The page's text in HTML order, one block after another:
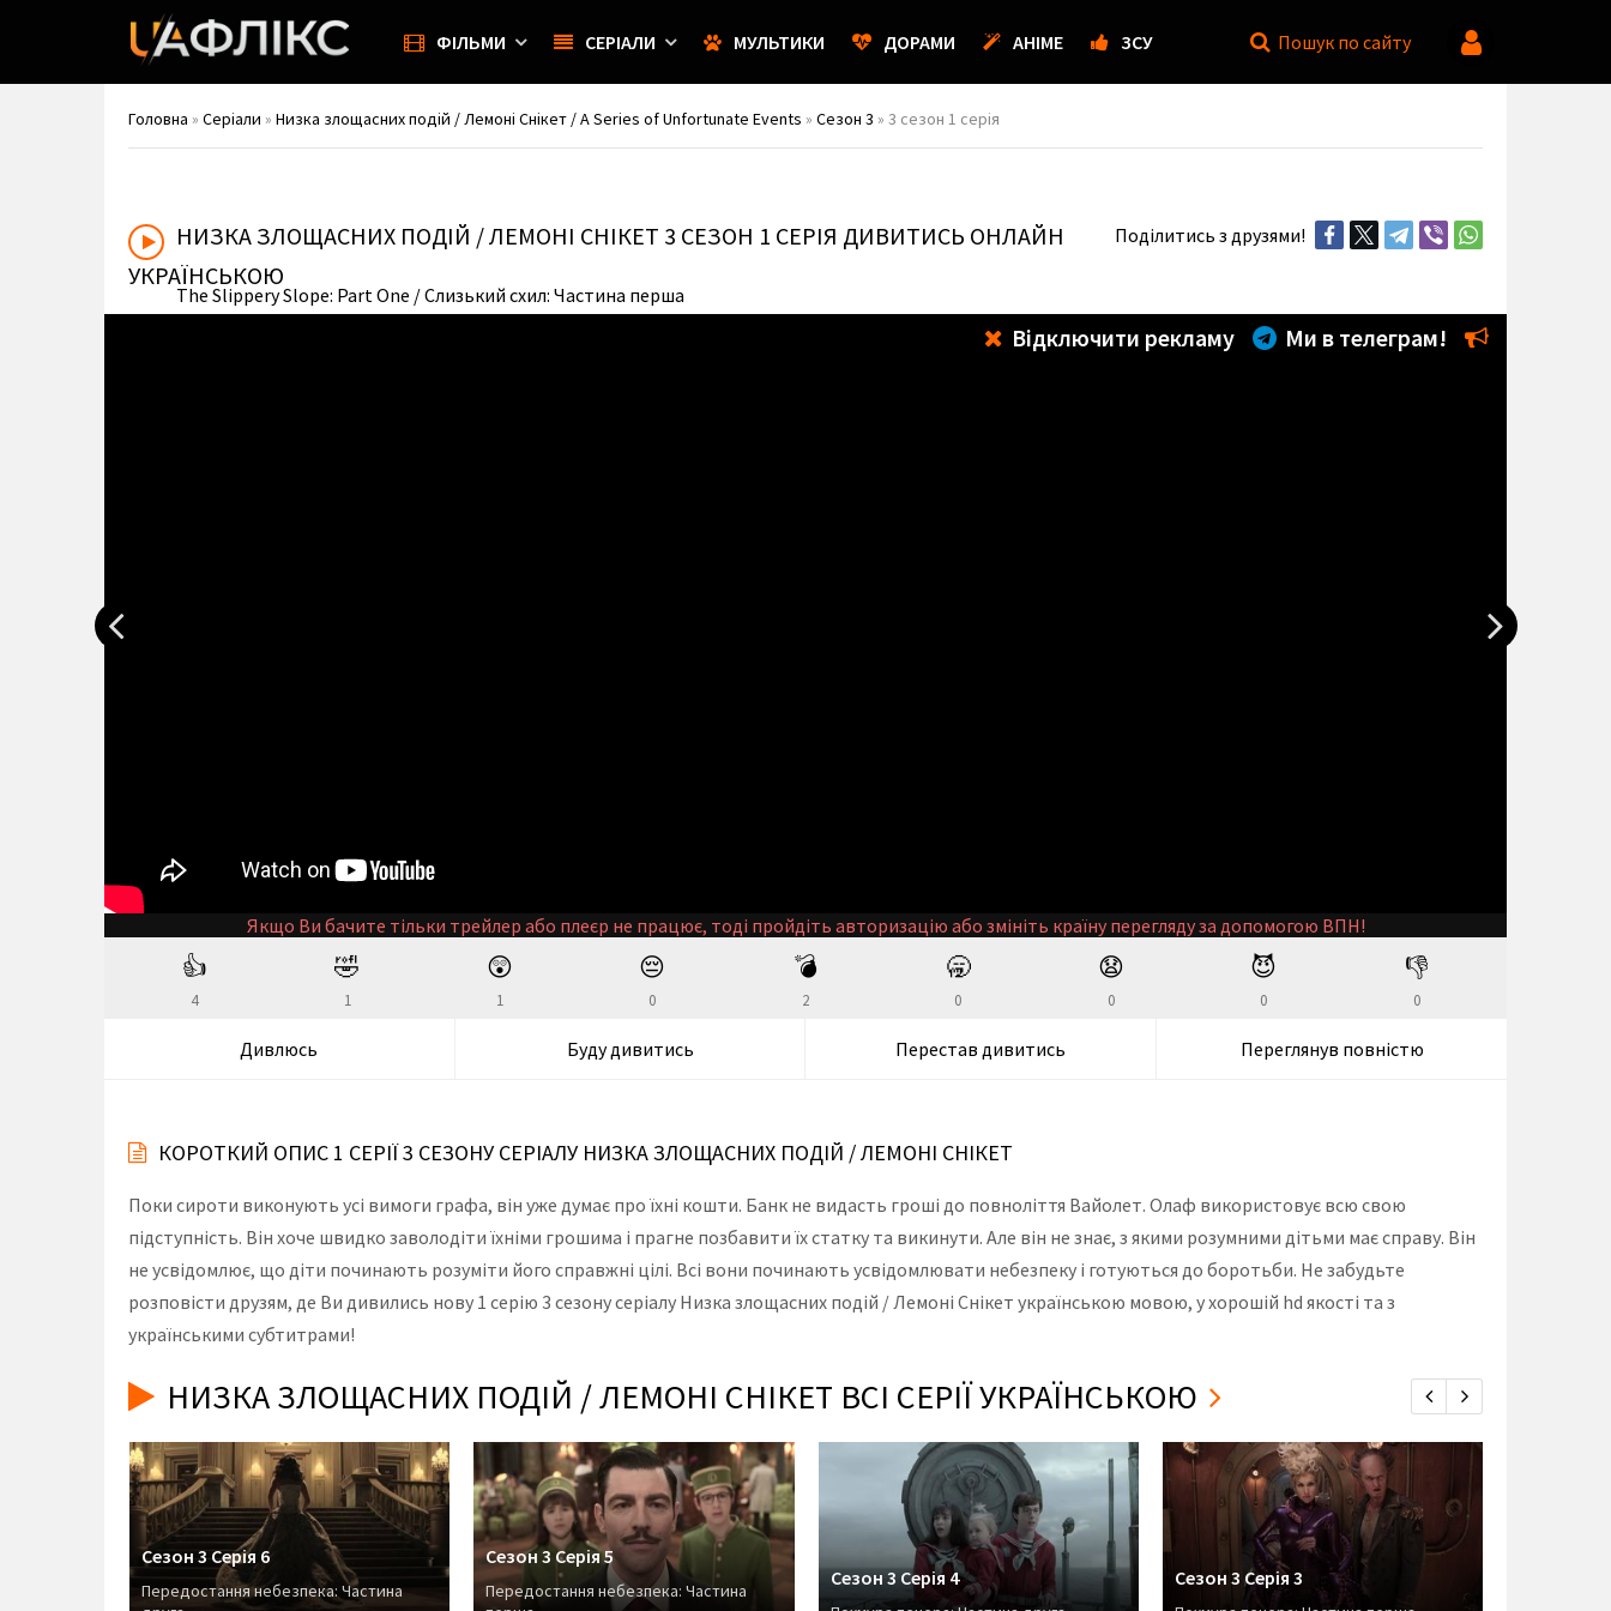
ФІЛЬМИ СЕРІАЛИ МУЛЬТИКИ ДОРАМИ АНІМЕ ЗСУ Пошук по сайту
Головна » Серіали » Низка злощасних подій / Лемоні Снікет / A Series of Unfortunate Events » Сезон 3 » 3 сезон 1 серія
Поділитись з друзями!
НИЗКА ЗЛОЩАСНИХ ПОДІЙ / ЛЕМОНІ СНІКЕТ 3 СЕЗОН 1 СЕРІЯ ДИВИТИСЬ ОНЛАЙН
УКРАЇНСЬКОЮ
The Slippery Slope: Part One / Слизький схил: Частина перша
Відключити рекламу Ми в телеграм!
Якщо Ви бачите тільки трейлер або плеєр не працює, тоді пройдіть авторизацію або змініть країну перегляду за допомогою ВПН!
👍
4
🤣
1
😲
1
😔
0
💣
2
🥱
0
😧
0
😈
0
👎
0
Дивлюсь Буду дивитись Перестав дивитись Переглянув повністю
КОРОТКИЙ ОПИС 1 СЕРІЇ 3 СЕЗОНУ СЕРІАЛУ НИЗКА ЗЛОЩАСНИХ ПОДІЙ / ЛЕМОНІ СНІКЕТ
Поки сироти виконують усі вимоги графа, він уже думає про їхні кошти. Банк не видасть гроші до повноліття Вайолет. Олаф використовує всю свою
підступність. Він хоче швидко заволодіти їхніми грошима і прагне позбавити їх статку та викинути. Але він не знає, з якими розумними дітьми має справу. Він
не усвідомлює, що діти починають розуміти його справжні цілі. Всі вони починають усвідомлювати небезпеку і готуються до боротьби. Не забудьте
розповісти друзям, де Ви дивились нову 1 серію 3 сезону серіалу Низка злощасних подій / Лемоні Снікет українською мовою, у хорошій hd якості та з
українськими субтитрами!
НИЗКА ЗЛОЩАСНИХ ПОДІЙ / ЛЕМОНІ СНІКЕТ ВСІ СЕРІЇ УКРАЇНСЬКОЮ
Сезон 3 Серія 6
Передостання небезпека: Частина
Сезон 3 Серія 5
Передостання небезпека: Частина
Сезон 3 Серія 4 Сезон 3 Серія 3